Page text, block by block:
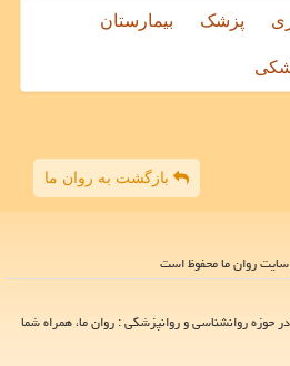
پزشک بیمارستان
بازگشت به روان ما
حوزه روانشناسی و روانپزشکی : روان ما، همراه شما